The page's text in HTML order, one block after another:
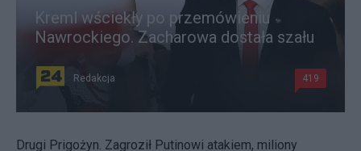
Kreml wściekły po przemówieniu
Nawrockiego. Zacharowa dostała szału
Redakcja 419
Drugi Prigożyn. Zagroził Putinowi atakiem, miliony